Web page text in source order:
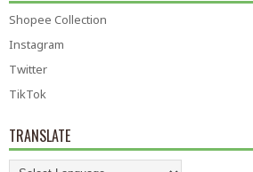
Shopee Collection
Instagram
Twitter
TikTok
TRANSLATE